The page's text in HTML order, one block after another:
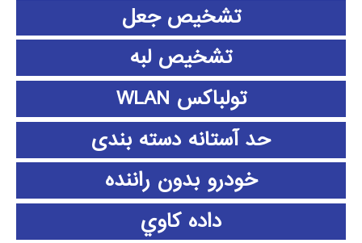
تشخیص جعل
تشخیص لبه
تولباکس WLAN
حد آستانه دسته بندی
خودرو بدون راننده
داده كاوي